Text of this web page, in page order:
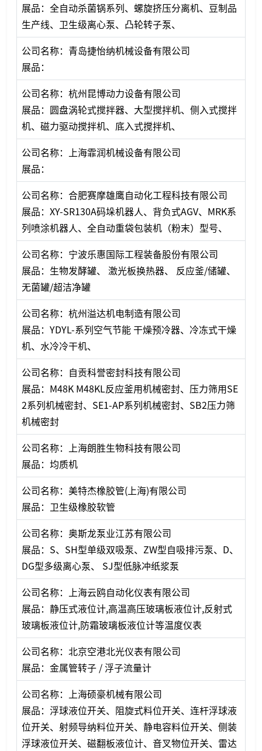
展品：全自动杀菌锅系列、螺旋挤压分离机、豆制品
生产线、卫生级离心泵、凸轮转子泵、
公司名称：青岛捷怡纳机械设备有限公司
展品：
公司名称：杭州昆博动力设备有限公司
展品：圆盘涡轮式搅拌器、大型搅拌机、侧入式搅拌
机、磁力驱动搅拌机、底入式搅拌机、
公司名称：上海霏润机械设备有限公司
展品：
公司名称：合肥赛摩雄鹰自动化工程科技有限公司
展品：XY-SR130A码垛机器人、背负式AGV、MRK系
列喷涂机器人、全自动重袋包装机（粉末）型号、
公司名称：宁波乐惠国际工程装备股份有限公司
展品：生物发酵罐、 激光板换热器、 反应釜/储罐、
无菌罐/超洁净罐
公司名称：杭州溢达机电制造有限公司
展品：YDYL-系列空气节能 干燥预冷器、冷冻式干燥
机、水冷冷干机、
公司名称：自贡科誉密封科技有限公司
展品：M48K M48KL反应釜用机械密封、压力筛用SE
2系列机械密封、SE1-AP系列机械密封、SB2压力筛
机械密封
公司名称：上海朗胜生物科技有限公司
展品：均质机
公司名称：美特杰橡胶管(上海)有限公司
展品：卫生级橡胶软管
公司名称：奥斯龙泵业江苏有限公司
展品：S、SH型单级双吸泵、ZW型自吸排污泵、D、
DG型多级离心泵、 SJ型低脉冲纸浆泵
公司名称：上海云鸥自动化仪表有限公司
展品：静压式液位计,高温高压玻璃板液位计,反射式
玻璃板液位计,防霜玻璃板液位计等温度仪表
公司名称：北京空港北光仪表有限公司
展品：金属管转子 / 浮子流量计
公司名称：上海硕豪机械有限公司
展品：浮球液位开关、阻旋式料位开关、连杆浮球液
位开关、射频导纳料位开关、静电容料位开关、侧装
浮球液位开关、磁翻板液位计、音叉物位开关、雷达